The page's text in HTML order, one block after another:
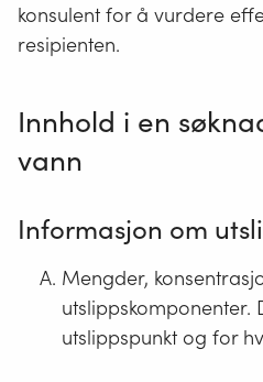
konsulent for å vurdere
resipienten.
Innhold i en
vann
Informasjon om
Mengder,
utslippskomponenter.
utslippspunkt og for